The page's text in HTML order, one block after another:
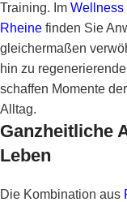
Training. Im Wellness
Rheine finden Sie
gleichermaßen
hin zu
schaffen Momente
Alltag.
Ganzheitliche
Leben
Die Kombination aus